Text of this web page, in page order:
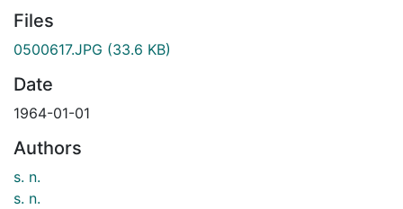
Files
0500617.JPG (33.6 KB)
Date
1964-01-01
Authors
s. n.
s. n.